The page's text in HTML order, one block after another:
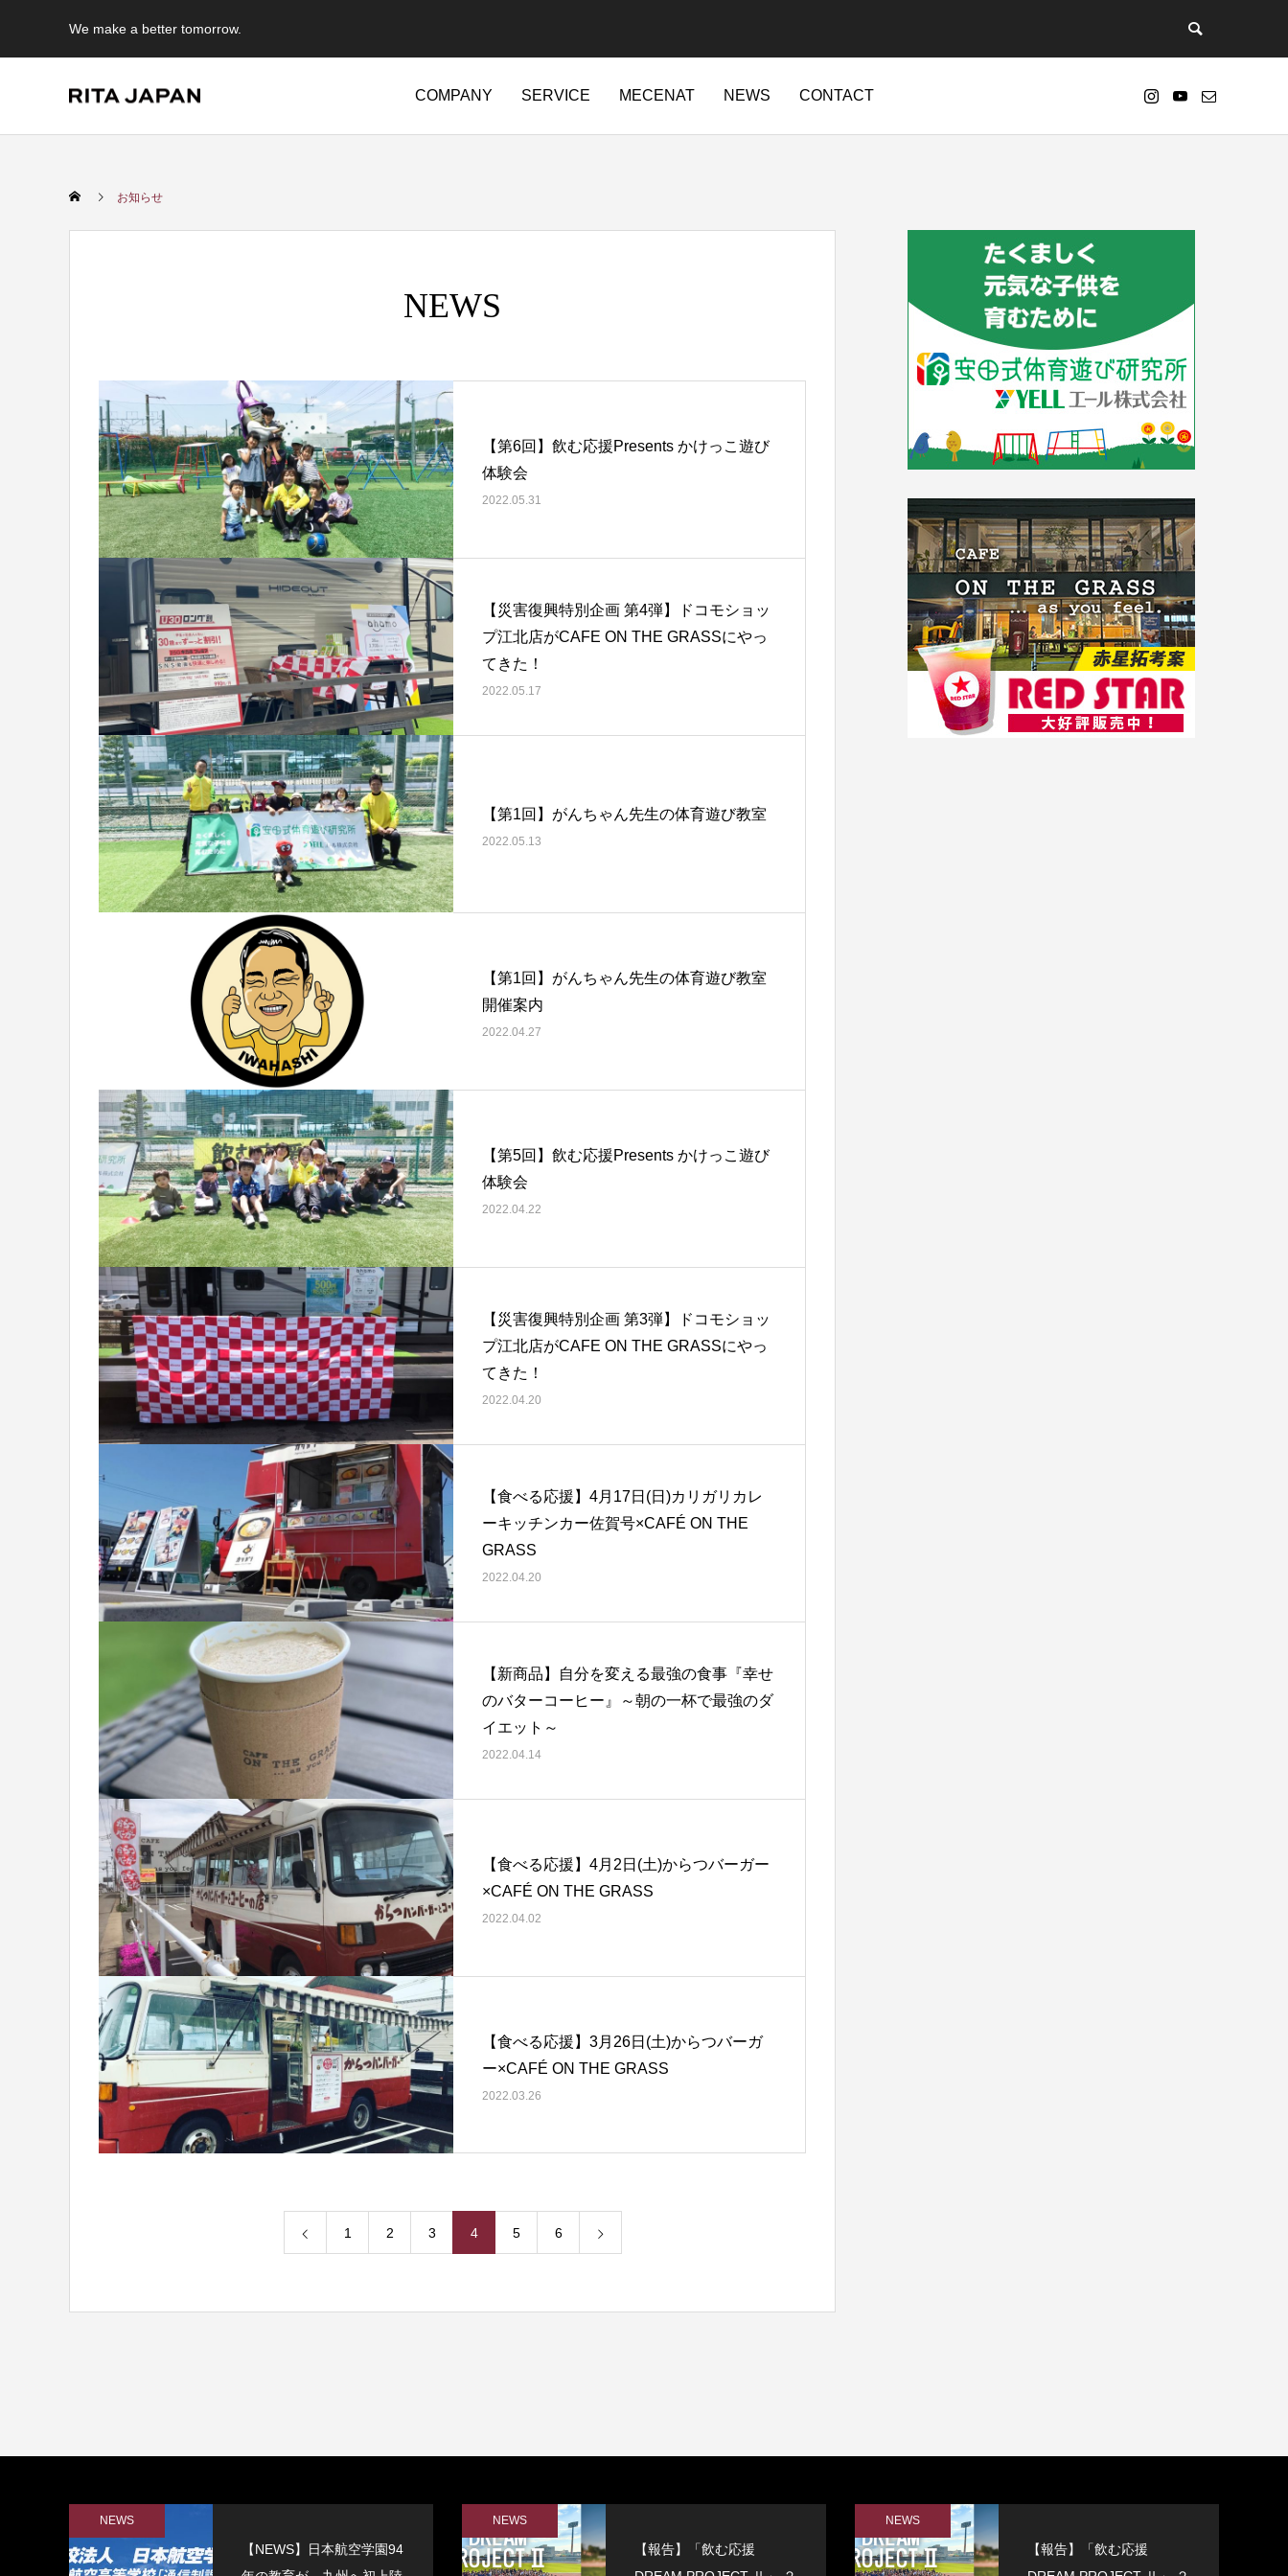
We make a better tomorrow.
COMPANY SERVICE MECENAT NEWS CONTACT
Warningお知らせ
NEWS
【第6回】飲む応援Presents かけっこ遊び
体験会
2022.05.31
【災害復興特別企画 第4弾】ドコモショッ
プ江北店がCAFE ON THE GRASSにやっ
てきた！
2022.05.17
【第1回】がんちゃん先⽣の体育遊び教室
2022.05.13
【第1回】がんちゃん先⽣の体育遊び教室
開催案内
2022.04.27
【第5回】飲む応援Presents かけっこ遊び
体験会
2022.04.22
【災害復興特別企画 第3弾】ドコモショッ
プ江北店がCAFE ON THE GRASSにやっ
てきた！
2022.04.20
【食べる応援】4月17日(日)カリガリカレ
ーキッチンカー佐賀号×CAFÉ ON THE
GRASS
2022.04.20
【新商品】自分を変える最強の食事『幸せ
のバターコーヒー』～朝の一杯で最強のダ
イエット～
2022.04.14
【食べる応援】4⽉2⽇(土)からつバーガー
×CAFÉ ON THE GRASS
2022.04.02
【食べる応援】3⽉26⽇(土)からつバーガ
ー×CAFÉ ON THE GRASS
2022.03.26
1 2 3 4 5 6
NEWS
【NEWS】日本航空学園94
NEWS
【報告】「飲む応援
NEWS
【報告】「飲む応援